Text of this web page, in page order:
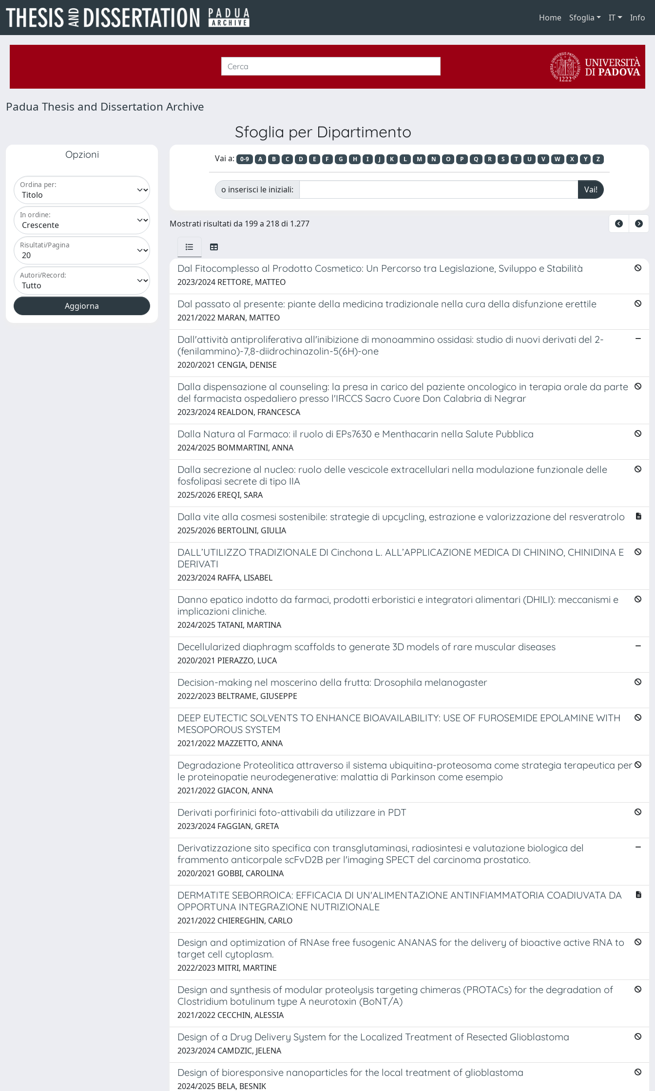
Home Sfoglia IT Info
Padua Thesis and Dissertation Archive
Sfoglia per Dipartimento
Opzioni
Ordina per:
In ordine:
Risultati/Pagina
Autori/Record:
Vai a: 0-9 A B C D E F G H I J K L M N O P Q R S T U V W X Y Z
o inserisci le iniziali:
Mostrati risultati da 199 a 218 di 1.277
Dal Fitocomplesso al Prodotto Cosmetico: Un Percorso tra Legislazione, Sviluppo e Stabilità
2023/2024 RETTORE, MATTEO
Dal passato al presente: piante della medicina tradizionale nella cura della disfunzione erettile
2021/2022 MARAN, MATTEO
Dall'attività antiproliferativa all'inibizione di monoammino ossidasi: studio di nuovi derivati del 2-
(fenilammino)-7,8-diidrochinazolin-5(6H)-one
2020/2021 CENGIA, DENISE
Dalla dispensazione al counseling: la presa in carico del paziente oncologico in terapia orale da parte
del farmacista ospedaliero presso l'IRCCS Sacro Cuore Don Calabria di Negrar
2023/2024 REALDON, FRANCESCA
Dalla Natura al Farmaco: il ruolo di EPs7630 e Menthacarin nella Salute Pubblica
2024/2025 BOMMARTINI, ANNA
Dalla secrezione al nucleo: ruolo delle vescicole extracellulari nella modulazione funzionale delle
fosfolipasi secrete di tipo IIA
2025/2026 EREQI, SARA
Dalla vite alla cosmesi sostenibile: strategie di upcycling, estrazione e valorizzazione del resveratrolo
2025/2026 BERTOLINI, GIULIA
DALL’UTILIZZO TRADIZIONALE DI Cinchona L. ALL’APPLICAZIONE MEDICA DI CHININO, CHINIDINA E
DERIVATI
2023/2024 RAFFA, LISABEL
Danno epatico indotto da farmaci, prodotti erboristici e integratori alimentari (DHILI): meccanismi e
implicazioni cliniche.
2024/2025 TATANI, MARTINA
Decellularized diaphragm scaffolds to generate 3D models of rare muscular diseases
2020/2021 PIERAZZO, LUCA
Decision-making nel moscerino della frutta: Drosophila melanogaster
2022/2023 BELTRAME, GIUSEPPE
DEEP EUTECTIC SOLVENTS TO ENHANCE BIOAVAILABILITY: USE OF FUROSEMIDE EPOLAMINE WITH
MESOPOROUS SYSTEM
2021/2022 MAZZETTO, ANNA
Degradazione Proteolitica attraverso il sistema ubiquitina-proteosoma come strategia terapeutica per
le proteinopatie neurodegenerative: malattia di Parkinson come esempio
2021/2022 GIACON, ANNA
Derivati porfirinici foto-attivabili da utilizzare in PDT
2023/2024 FAGGIAN, GRETA
Derivatizzazione sito specifica con transglutaminasi, radiosintesi e valutazione biologica del
frammento anticorpale scFvD2B per l'imaging SPECT del carcinoma prostatico.
2020/2021 GOBBI, CAROLINA
DERMATITE SEBORROICA: EFFICACIA DI UN'ALIMENTAZIONE ANTINFIAMMATORIA COADIUVATA DA
OPPORTUNA INTEGRAZIONE NUTRIZIONALE
2021/2022 CHIEREGHIN, CARLO
Design and optimization of RNAse free fusogenic ANANAS for the delivery of bioactive active RNA to
target cell cytoplasm.
2022/2023 MITRI, MARTINE
Design and synthesis of modular proteolysis targeting chimeras (PROTACs) for the degradation of
Clostridium botulinum type A neurotoxin (BoNT/A)
2021/2022 CECCHIN, ALESSIA
Design of a Drug Delivery System for the Localized Treatment of Resected Glioblastoma
2023/2024 CAMDZIC, JELENA
Design of bioresponsive nanoparticles for the local treatment of glioblastoma
2024/2025 BELA, BESNIK